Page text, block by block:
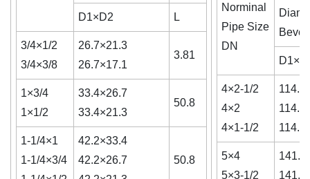
D1×D2 L
3/4×1/2
3/4×3/8
26.7×21.3
26.7×17.1
3.81
1×3/4
1×1/2
33.4×26.7
33.4×21.3
50.8
1-1/4×1
1-1/4×3/4
42.2×33.4
42.2×26.7
50.8
Norminal
Pipe Size
DN
Bevel
4×2-1/2
4×2
4×1-1/2
5×4
5×3-1/2